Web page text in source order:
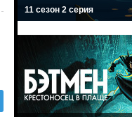
11 сезон 2 серия